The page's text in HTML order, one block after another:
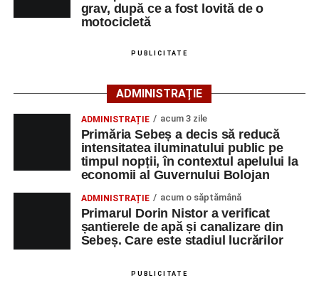
produs accidentul. De asemenea, aceștia acționează
66 ani, va fi transportată la UPU Alba Iulia”
Adaugă-ne ca sursă preferată
Urmărește-ne pe Google News
Ultimele știri din Sebeș
Femeie de 66 de ani, transportată în stare gravă la
grav, după ce a fost lovită de o
motocicletă
PUBLICITATE
ADMINISTRAȚIE
ADMINISTRAȚIE acum 3 zile
Primăria Sebeș a decis să reducă
intensitatea iluminatului public pe
timpul nopții, în contextul apelului la
economii al Guvernului Bolojan
ADMINISTRAȚIE acum o săptămână
Primarul Dorin Nistor a verificat
șantierele de apă și canalizare din
Sebeș. Care este stadiul lucrărilor
PUBLICITATE